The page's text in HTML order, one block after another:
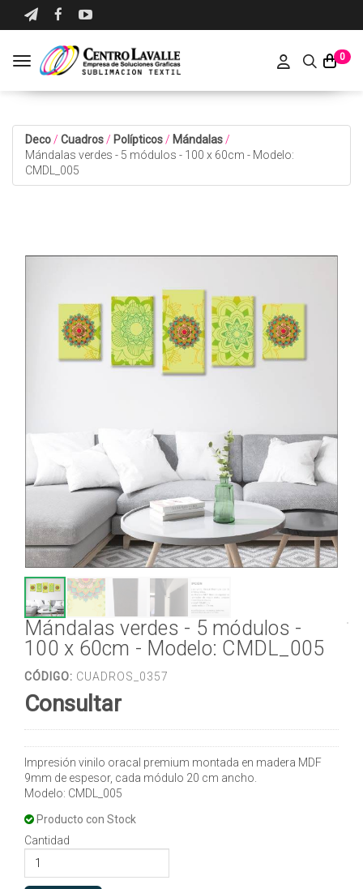
0
Toggle navigation
Deco / Cuadros / Polípticos / Mándalas /
Mándalas verdes - 5 módulos - 100 x 60cm - Modelo:
CMDL_005
Mándalas verdes - 5 módulos -
100 x 60cm - Modelo: CMDL_005
CÓDIGO: CUADROS_0357
Consultar
Impresión vinilo oracal premium montada en madera MDF
9mm de espesor, cada módulo 20 cm ancho.
Modelo: CMDL_005
Producto con Stock
Cantidad